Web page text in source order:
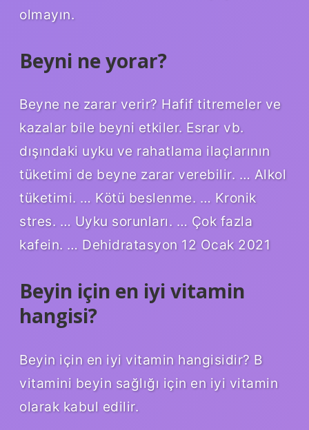
olmayın.
Beyni ne yorar?
Beyne ne zarar verir? Hafif titremeler ve
kazalar bile beyni etkiler. Esrar vb.
dışındaki uyku ve rahatlama ilaçlarının
tüketimi de beyne zarar verebilir. … Alkol
tüketimi. … Kötü beslenme. … Kronik
stres. … Uyku sorunları. … Çok fazla
kafein. … Dehidratasyon 12 Ocak 2021
Beyin için en iyi vitamin
hangisi?
Beyin için en iyi vitamin hangisidir? B
vitamini beyin sağlığı için en iyi vitamin
olarak kabul edilir.